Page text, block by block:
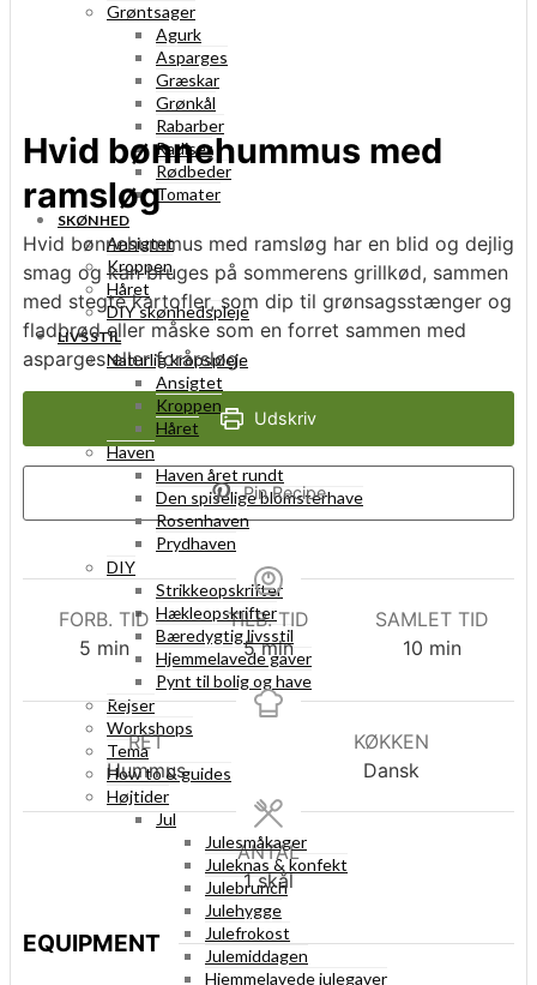
Grøntsager
Agurk
Asparges
Græskar
Grønkål
Rabarber
Radiser
Rødbeder
Tomater
SKØNHED
Ansigtet
Kroppen
Håret
DIY skønhedspleje
LIVSSTIL
Naturlig kropspleje
Ansigtet
Kroppen
Håret
Haven
Haven året rundt
Den spiselige blomsterhave
Rosenhaven
Prydhaven
DIY
Strikkeopskrifter
Hækleopskrifter
Bæredygtig livsstil
Hjemmelavede gaver
Pynt til bolig og have
Rejser
Workshops
Tema
How to & guides
Højtider
Jul
Julesmåkager
Juleknas & konfekt
Julebrunch
Julehygge
Julefrokost
Julemiddagen
Hjemmelavede julegaver
Hvid bønnehummus med
ramsløg
Hvid bønnehummus med ramsløg har en blid og dejlig
smag og kan bruges på sommerens grillkød, sammen
med stegte kartofler, som dip til grønsagsstænger og
fladbrød eller måske som en forret sammen med
asparges eller forårsløg.
Udskriv
Pin Recipe
FORB. TID
5 minutter
min
TILB. TID
5minutter
min
SAMLET TID
10 minutter
min
RET
Hummus
KØKKEN
Dansk
ANTAL
1 skål
EQUIPMENT